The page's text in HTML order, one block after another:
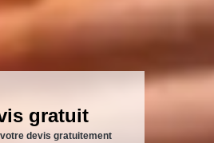
gratuit
devis gratuitement